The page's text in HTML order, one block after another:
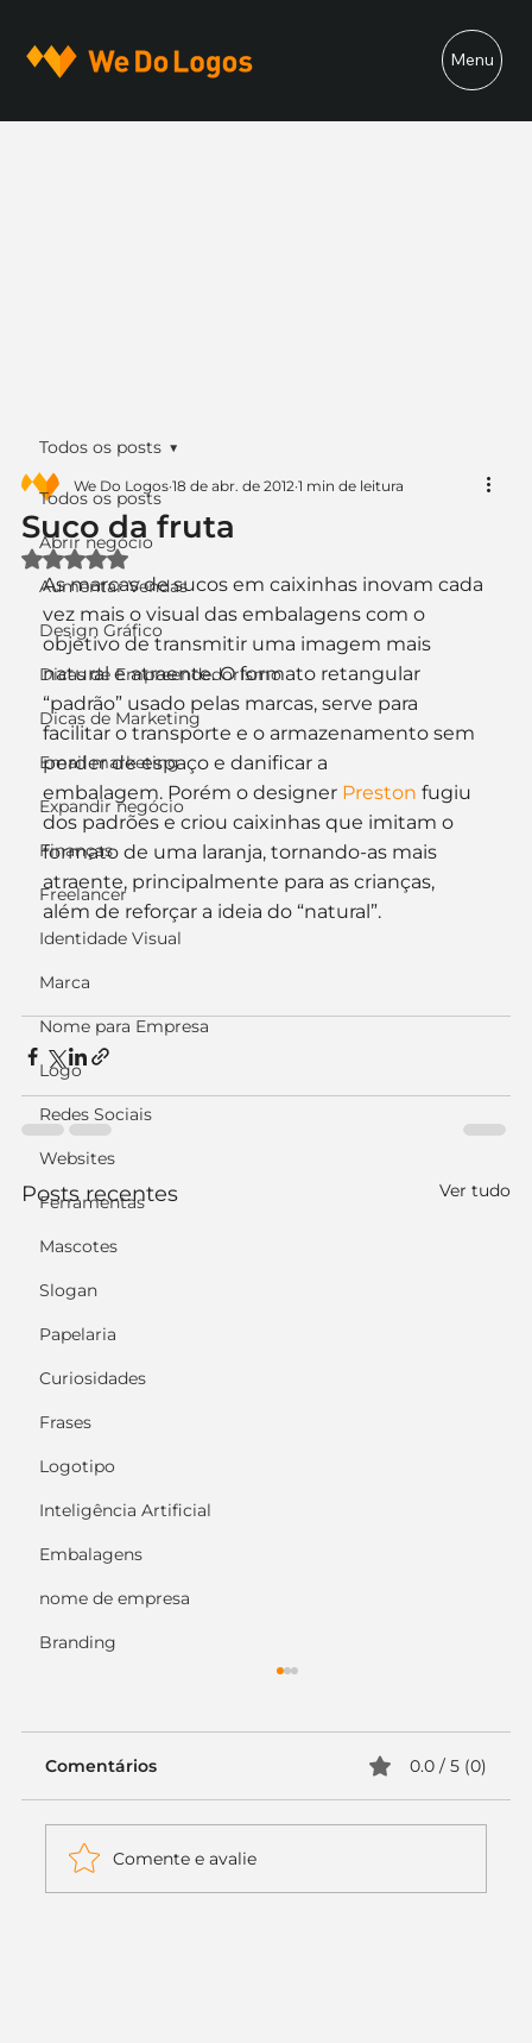
Menu
Todos os posts
Abrir negócio
Aumentar Vendas
Design Gráfico
Dicas de Empreendedorismo
Dicas de Marketing
Email marketing
Expandir negócio
Finanças
Freelancer
Identidade Visual
Marca
Nome para Empresa
Logo
Redes Sociais
Websites
Ferramentas
Mascotes
Slogan
Papelaria
Curiosidades
Frases
Logotipo
Inteligência Artificial
Embalagens
nome de empresa
Branding
Todos os posts
Suco da fruta
We Do Logos 18 de abr. de 2012 1 min de leitura
Avaliado com NaN de 5 estrelas.
As marcas de sucos em caixinhas inovam cada
vez mais o visual das embalagens com o
objetivo de transmitir uma imagem mais
natural e atraente. O formato retangular
“padrão” usado pelas marcas, serve para
facilitar o transporte e o armazenamento sem
perder de espaço e danificar a
embalagem. Porém o designer Preston fugiu
dos padrões e criou caixinhas que imitam o
formato de uma laranja, tornando-as mais
atraente, principalmente para as crianças,
além de reforçar a ideia do “natural”.
Posts recentes Ver tudo
Comentários 0.0 / 5 (0)
Comente e avalie